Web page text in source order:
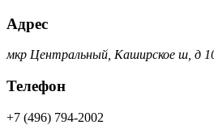
Адрес
мкр Центральный, Каширское ш, д
Телефон
+7 (496) 794-2002